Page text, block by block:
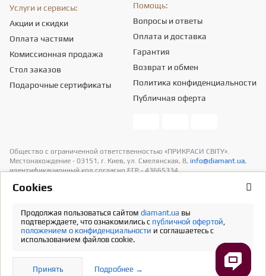
Услуги и сервисы:
Акции и скидки
Оплата частями
Комиссионная продажа
Стол заказов
Подарочные сертификаты
Помощь:
Вопросы и ответы
Оплата и доставка
Гарантия
Возврат и обмен
Политика конфиденциальности
Публичная оферта
Общество с ограниченной ответственностью «ПРИКРАСИ СВІТУ».
Местонахождение - 03151, г. Киев, ул. Смелянская, 8, info@diamant.ua,
идентификационный код согласно ЕГР - 43665334.
Информация о стоимости доставки содержится в разделе «Оплата и
доставка». В расчет стоимости товаров налогов не включено
Полная версия
Сookies
Продолжая пользоваться сайтом diamant.ua вы
подтверждаете, что ознакомились с публичной офертой,
положением о конфиденциальности и соглашаетесь с
использованием файлов cookie.
Принять Подробнее →